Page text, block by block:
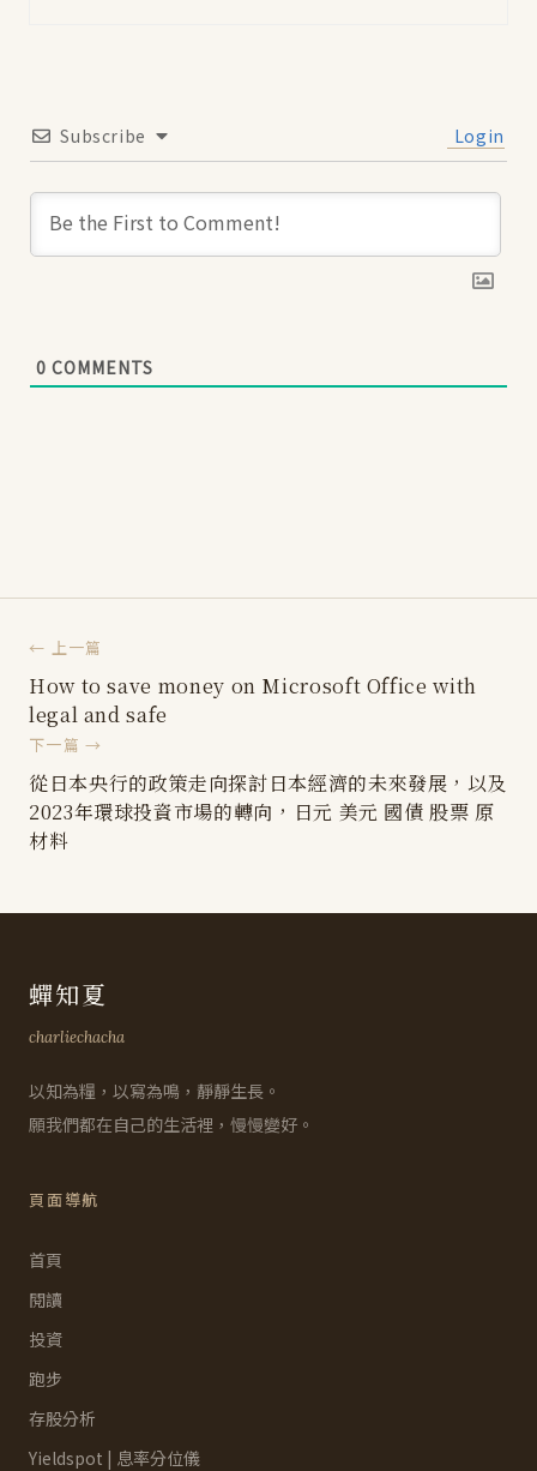
Subscribe Login
0 COMMENTS
← 上一篇
How to save money on Microsoft Office with
legal and safe
下一篇 →
從日本央行的政策走向探討日本經濟的未來發展，以及
2023年環球投資市場的轉向，日元 美元 國債 股票 原
材料
蟬知夏
charliechacha
以知為糧，以寫為鳴，靜靜生長。
願我們都在自己的生活裡，慢慢變好。
頁面導航
首頁
閱讀
投資
跑步
存股分析
Yieldspot | 息率分位儀